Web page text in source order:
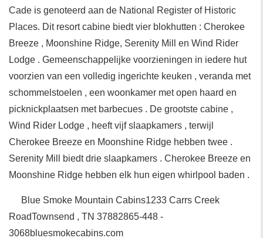
Cade is genoteerd aan de National Register of Historic
Places. Dit resort cabine biedt vier blokhutten : Cherokee
Breeze , Moonshine Ridge, Serenity Mill en Wind Rider
Lodge . Gemeenschappelijke voorzieningen in iedere hut
voorzien van een volledig ingerichte keuken , veranda met
schommelstoelen , een woonkamer met open haard en
picknickplaatsen met barbecues . De grootste cabine ,
Wind Rider Lodge , heeft vijf slaapkamers , terwijl
Cherokee Breeze en Moonshine Ridge hebben twee .
Serenity Mill biedt drie slaapkamers . Cherokee Breeze en
Moonshine Ridge hebben elk hun eigen whirlpool baden .
Blue Smoke Mountain Cabins1233 Carrs Creek
RoadTownsend , TN 37882865-448 -
3068bluesmokecabins.com